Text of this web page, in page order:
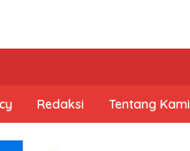
Redaksi Tentang Kami